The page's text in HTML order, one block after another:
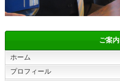
ご案内
ホーム
プロフィール